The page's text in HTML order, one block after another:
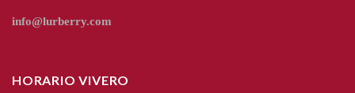
info@lurberry.com
HORARIO VIVERO